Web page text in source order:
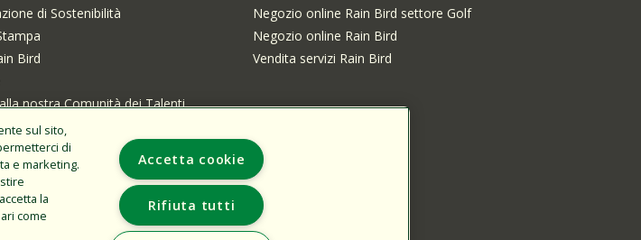
di Sostenibilità
Bird
nostra Comunità dei Talenti
Negozio online Rain Bird settore Golf
Negozio online Rain Bird
Vendita servizi Rain Bird
sul sito,
di
e marketing.
la
come
Accetta cookie
Rifiuta tutti